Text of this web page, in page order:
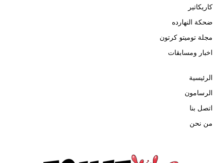
كاريكاتير
ضحكة النهارده
مجلة توميتو كرتون
اخبار ومسابقات
الرئيسية
الرسامون
اتصل بنا
من نحن